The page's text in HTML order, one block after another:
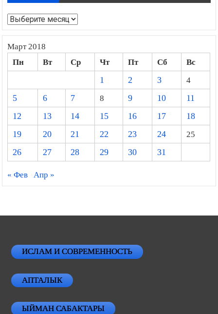
Архивы
Март 2018
Пн Вт Ср Чт Пт Сб
Вс
1
2 3
4
5
6 7 8 9 10
11
12
13 14 15 16 17
18
19
20 21 22 23 24
25
26
27 28 29 30 31
« Фев Апр »
ИСЛАМ И СОВРЕМЕННОСТЬ
АПТАЛЫК
ЫЙМАН САБАКТАРЫ